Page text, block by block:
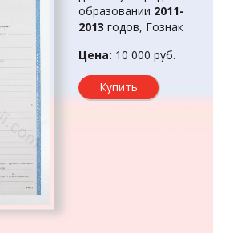
образовании 2011-
2013 годов, Гознак
Цена: 10 000 руб.
Купить